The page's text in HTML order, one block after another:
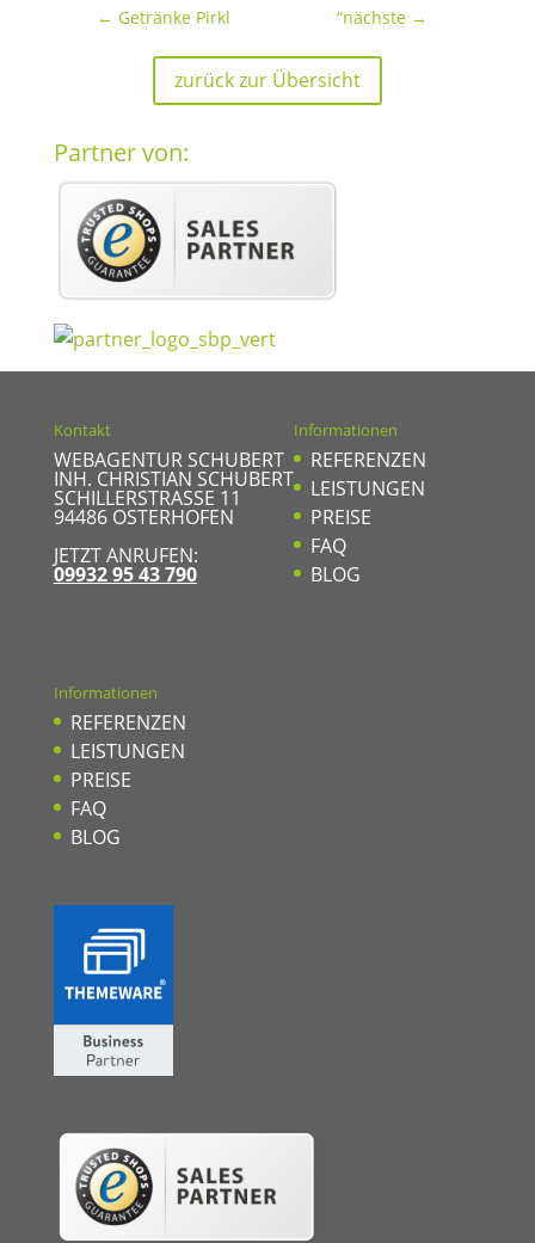
← Getränke Pirkl “nächste →
zurück zur Übersicht
Partner von:
Kontakt
WEBAGENTUR SCHUBERT
INH. CHRISTIAN SCHUBERT
SCHILLERSTRASSE 11
94486OSTERHOFEN
JETZT ANRUFEN:
09932 95 43 790
Informationen
REFERENZEN
LEISTUNGEN
PREISE
FAQ
BLOG
Informationen
REFERENZEN
LEISTUNGEN
PREISE
FAQ
BLOG